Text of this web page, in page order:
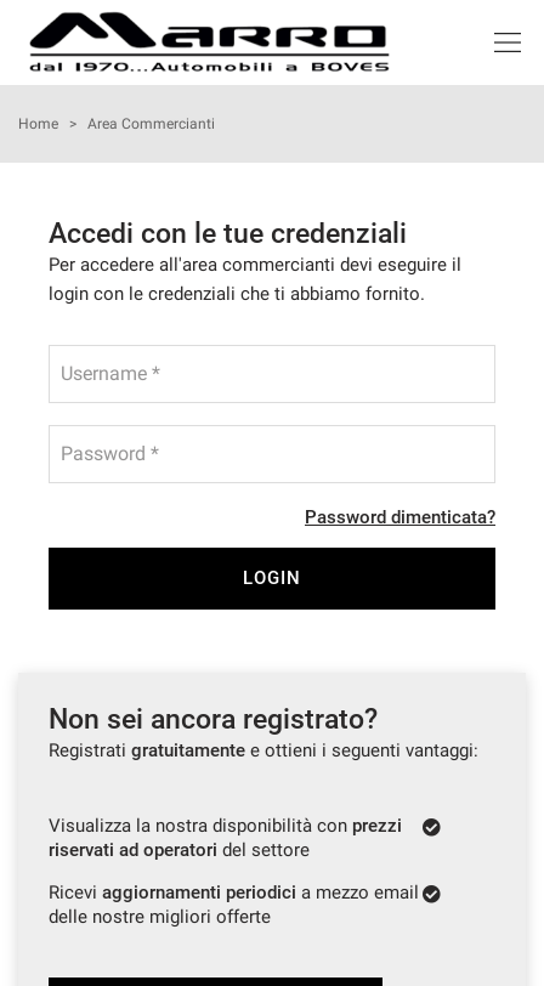
HOME
ACQUISTIAMO USATO
SERVIZI
AREA COMMERCIANTI
Home > Area Commercianti
Accedi con le tue credenziali
Per accedere all'area commercianti devi eseguire il
login con le credenziali che ti abbiamo fornito.
Username *
Password *
Password dimenticata?
LOGIN
Non sei ancora registrato?
Registrati gratuitamente e ottieni i seguenti vantaggi:
Visualizza la nostra disponibilità con prezzi
riservati ad operatori del settore
Ricevi aggiornamenti periodici a mezzo email
delle nostre migliori offerte